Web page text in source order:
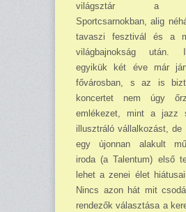
világsztár a
Sportcsarnokban, alig
tavaszi fesztivál és a
világbajnokság után.
egyikük két éve már
fővárosban, s az is
koncertet nem úgy
emlékezet, mint a jazz
illusztráló vállalkozást, de
egy újonnan alakult
iroda (a Talentum) első
lehet a zenei élet
Nincs azon hát mit
rendezők választása a